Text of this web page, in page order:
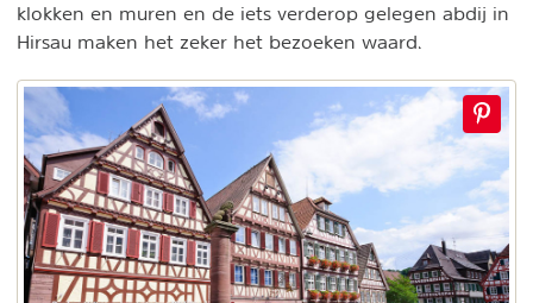
klokken en muren en de iets verderop gelegen abdij in
Hirsau maken het zeker het bezoeken waard.